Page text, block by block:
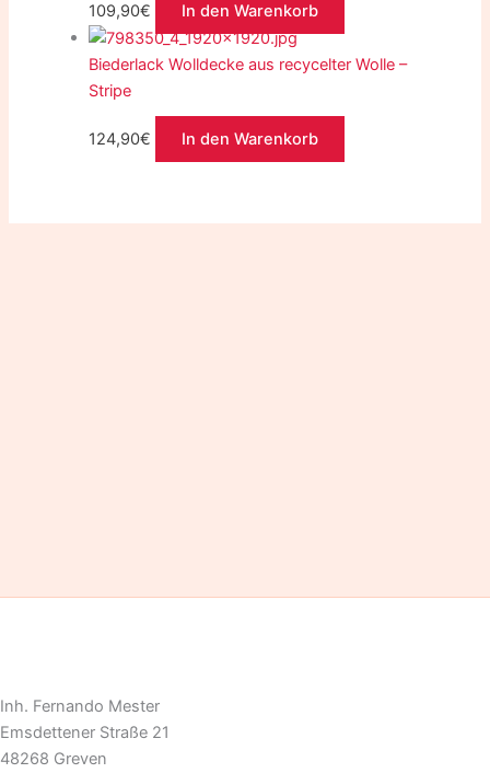
109,90€ In den Warenkorb
Biederlack Wolldecke aus recycelter Wolle –
Stripe
124,90€ In den Warenkorb
Inh. Fernando Mester
Emsdettener Straße 21
48268 Greven